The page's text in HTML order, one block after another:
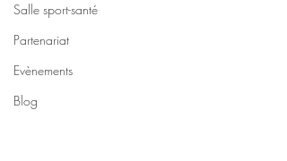
Salle sport-santé
Partenariat
Evènements
Blog